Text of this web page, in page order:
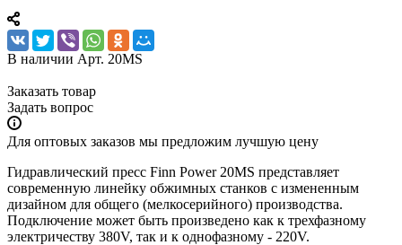
В наличии Арт. 20MS
Заказать товар
Задать вопрос
Для оптовых заказов мы предложим лучшую цену
Гидравлический пресс Finn Power 20MS представляет
современную линейку обжимных станков с измененным
дизайном для общего (мелкосерийного) производства.
Подключение может быть произведено как к трехфазному
электричеству 380V, так и к однофазному - 220V.